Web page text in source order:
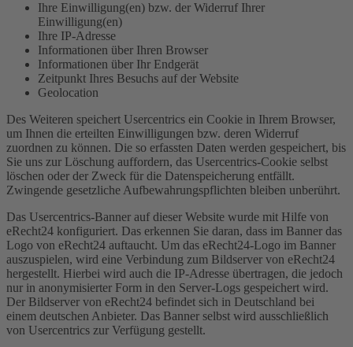
Ihre Einwilligung(en) bzw. der Widerruf Ihrer
Einwilligung(en)
Ihre IP-Adresse
Informationen über Ihren Browser
Informationen über Ihr Endgerät
Zeitpunkt Ihres Besuchs auf der Website
Geolocation
Des Weiteren speichert Usercentrics ein Cookie in Ihrem Browser,
um Ihnen die erteilten Einwilligungen bzw. deren Widerruf
zuordnen zu können. Die so erfassten Daten werden gespeichert, bis
Sie uns zur Löschung auffordern, das Usercentrics-Cookie selbst
löschen oder der Zweck für die Datenspeicherung entfällt.
Zwingende gesetzliche Aufbewahrungspflichten bleiben unberührt.
Das Usercentrics-Banner auf dieser Website wurde mit Hilfe von
eRecht24 konfiguriert. Das erkennen Sie daran, dass im Banner das
Logo von eRecht24 auftaucht. Um das eRecht24-Logo im Banner
auszuspielen, wird eine Verbindung zum Bildserver von eRecht24
hergestellt. Hierbei wird auch die IP-Adresse übertragen, die jedoch
nur in anonymisierter Form in den Server-Logs gespeichert wird.
Der Bildserver von eRecht24 befindet sich in Deutschland bei
einem deutschen Anbieter. Das Banner selbst wird ausschließlich
von Usercentrics zur Verfügung gestellt.